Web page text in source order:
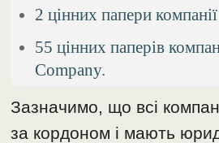
2 цінних папери
55 цінних паперів
Company.
Зазначимо, що всі
за кордоном і мають